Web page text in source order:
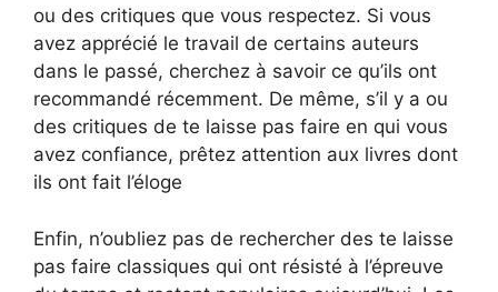
ou des critiques que vous respectez. Si vous
avez apprécié le travail de certains auteurs
dans le passé, cherchez à savoir ce qu’ils ont
recommandé récemment. De même, s’il y a ou
des critiques de te laisse pas faire en qui vous
avez confiance, prêtez attention aux livres dont
ils ont fait l’éloge
Enfin, n’oubliez pas de rechercher des te laisse
pas faire classiques qui ont résisté à l’épreuve